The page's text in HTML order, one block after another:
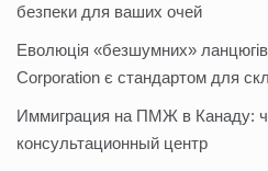
безпеки для ваших очей
Еволюція «безшумних»
Corporation є стандартом для
Иммиграция на ПМЖ в Канаду:
консультационный центр